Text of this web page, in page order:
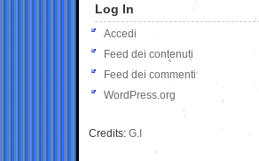
Log In
Accedi
Feed dei contenuti
Feed dei commenti
WordPress.org
Credits: G.I